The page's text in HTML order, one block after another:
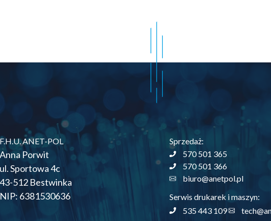
F.H.U. ANET-POL
Anna Porwit
ul. Sportowa 4c
43-512 Bestwinka
NIP: 6381530636
Sprzedaż:
570 501 365
570 501 366
biuro@anetpol.pl
Serwis drukarek i maszyn:
535 443 109